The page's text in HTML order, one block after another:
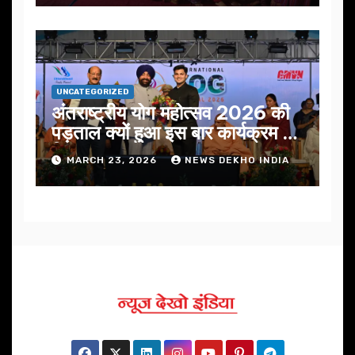
UNCATEGORIZED
अंतराष्ट्रीय योग महोत्सव 2026 की
पड़ताल क्यों हुआ इस बार कार्यक्रम में
निखार
MARCH 23, 2026 NEWS DEKHO INDIA